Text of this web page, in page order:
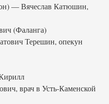
— Вячеслав Катюшин,
(Фаланга)
Терешин, опекун
врач в Усть-Каменской